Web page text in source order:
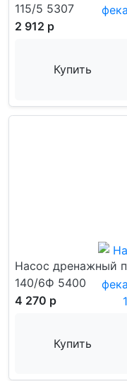
115/5 5307
2 912 р
Купить
Насос дренажный
140/6Ф 5400
4 270 р
Купить